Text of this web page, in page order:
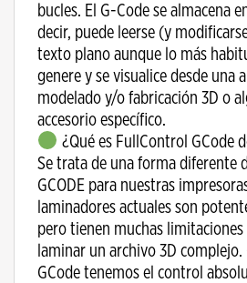
bucles. El G-Code se almacena
decir, puede leerse (y
texto plano aunque lo más
genere y se visualice desde una
modelado y/o fabricación 3D o
accesorio específico.
¿Qué es FullControl GCode
Se trata de una forma diferente
GCODE para nuestras
laminadores actuales son
pero tienen muchas
laminar un archivo 3D
GCode tenemos el control